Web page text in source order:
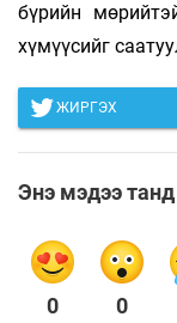
бүрийн
хүмүүсийг
ЖИРГЭХ
Энэ мэдээ
0 0